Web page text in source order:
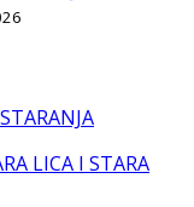
LICA I STARA